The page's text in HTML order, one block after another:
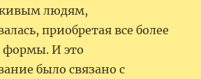
людям,
приобретая все более
И это
было связано с